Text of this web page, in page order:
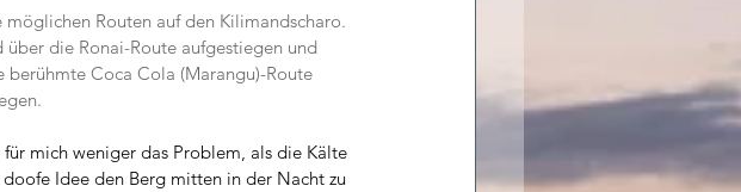
möglichen Routen auf den Kilimandscharo.
über die Ronai-Route aufgestiegen und
berühmte Coca Cola (Marangu)-Route
für mich weniger das Problem, als die Kälte
Idee den Berg mitten in der Nacht zu